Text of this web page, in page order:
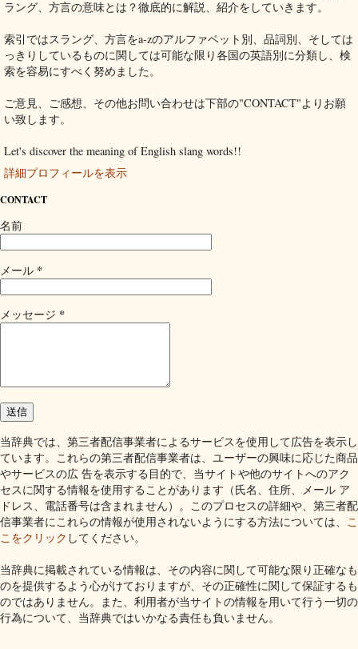
ラング、方言の意味とは？徹底的に解説、紹介をしていきます。
索引ではスラング、方言をa-zのアルファベット別、品詞別、そしては
っきりしているものに関しては可能な限り各国の英語別に分類し、検
索を容易にすべく努めました。
ご意見、ご感想、その他お問い合わせは下部の"CONTACT"よりお願
い致します。
Let's discover the meaning of English slang words!!
詳細プロフィールを表示
CONTACT
名前
メール *
メッセージ *
当辞典では、第三者配信事業者によるサービスを使用して広告を表示し
ています。これらの第三者配信事業者は、ユーザーの興味に応じた商品
やサービスの広 告を表示する目的で、当サイトや他のサイトへのアク
セスに関する情報を使用することがあります（氏名、住所、メール ア
ドレス、電話番号は含まれません）。このプロセスの詳細や、第三者配
信事業者にこれらの情報が使用されないようにする方法については、
こ
こをクリック してください。
当辞典に掲載されている情報は、その内容に関して可能な限り正確なも
のを提供するよう心がけておりますが、その正確性に関して保証するも
のではありません。また、利用者が当サイトの情報を用いて行う一切の
行為について、当辞典ではいかなる責任も負いません。